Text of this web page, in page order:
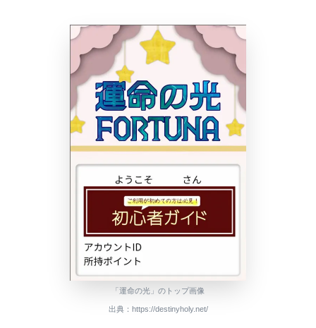
「運命の光」のトップ画像
出典： https://destinyholy.net/